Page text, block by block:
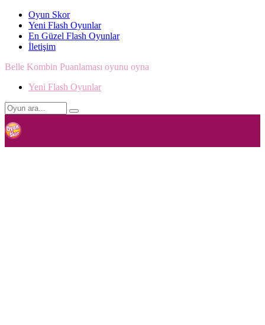
Oyun Skor
Yeni Flash Oyunlar
En Güzel Flash Oyunlar
İletişim
Belle Kombin Puanlaması oyunu oyna
Yeni Flash Oyunlar